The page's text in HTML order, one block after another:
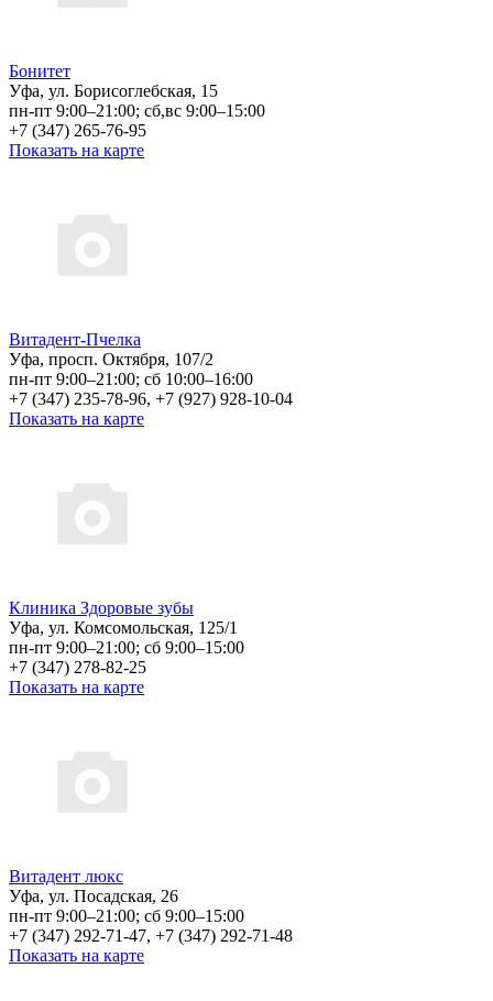
Бонитет
Уфа, ул. Борисоглебская, 15
пн-пт 9:00–21:00; сб,вс 9:00–15:00
+7 (347) 265-76-95
Показать на карте
Витадент-Пчелка
Уфа, просп. Октября, 107/2
пн-пт 9:00–21:00; сб 10:00–16:00
+7 (347) 235-78-96, +7 (927) 928-10-04
Показать на карте
Клиника Здоровые зубы
Уфа, ул. Комсомольская, 125/1
пн-пт 9:00–21:00; сб 9:00–15:00
+7 (347) 278-82-25
Показать на карте
Витадент люкс
Уфа, ул. Посадская, 26
пн-пт 9:00–21:00; сб 9:00–15:00
+7 (347) 292-71-47, +7 (347) 292-71-48
Показать на карте